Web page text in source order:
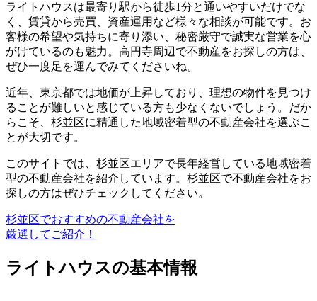
ライトハウスは最寄り駅から徒歩1分と通いやすいだけでな
く、 賃貸から売買、資産運用など様々な相談が可能です。お
客様の希望や気持ちに寄り添い、秘密厳守で誠実な営業を心
がけているのも魅力。高円寺周辺で不動産をお探しの方は、
ぜひ一度足を運んでみてくださいね。
近年、東京都では地価が上昇しており、理想の物件を見つけ
ることが難しいと感じている方も少なくないでしょう。だか
らこそ、 杉並区に精通した地域密着型の不動産会社を選ぶこ
とが大切です。
このサイトでは、杉並区エリアで長年経営している地域密着
型の不動産会社を紹介しています。杉並区で不動産会社をお
探しの方はぜひチェックしてください。
杉並区でおすすめの不動産会社を
厳選してご紹介！
ライトハウスの基本情報